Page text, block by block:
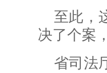
至此，
决了个案
省司法